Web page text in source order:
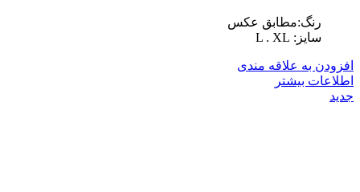
رنگ:مطابق عکس
سایز: L . XL
افزودن به علاقه مندی
اطلاعات بیشتر
جدید